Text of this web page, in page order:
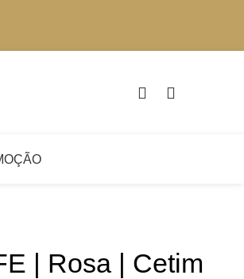
| Rosa | Cetim